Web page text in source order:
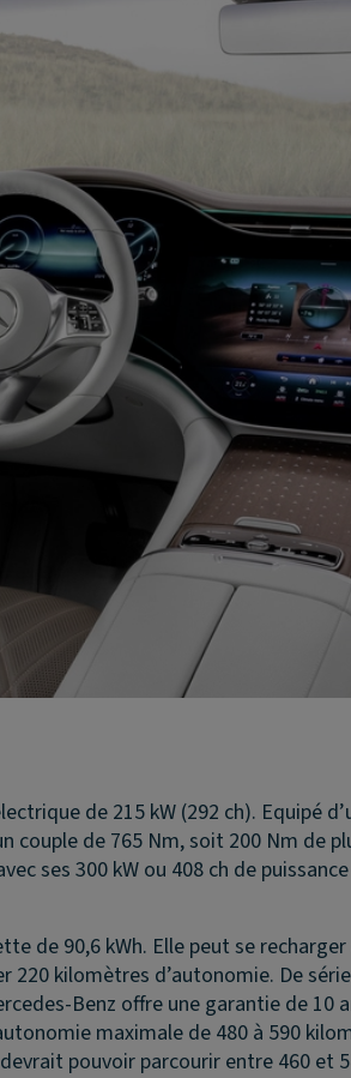
de 215 kW (292 ch). Equipé
de 765 Nm, soit 200 Nm de
ses 300 kW ou 408 ch de
de 90,6 kWh. Elle peut se
220 kilomètres d’autonomie. De
Benz offre une garantie de
maximale de 480 à 590
pouvoir parcourir entre 460